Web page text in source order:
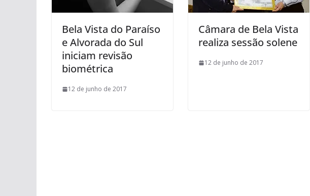
Bela Vista do Paraíso
e Alvorada do Sul
iniciam revisão
biométrica
12 de junho de 2017
Câmara de Bela Vista
realiza sessão solene
12 de junho de 2017